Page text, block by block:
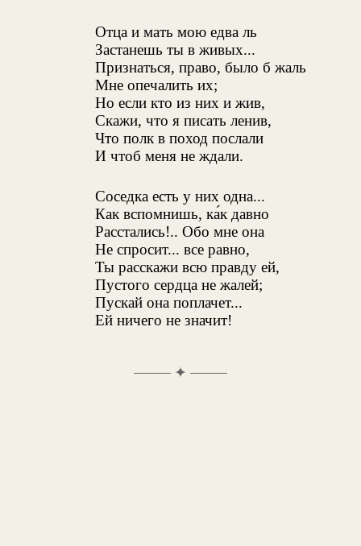
Отца и мать мою едва ль
Застанешь ты в живых...
Признаться, право, было б жаль
Мне опечалить их;
Но если кто из них и жив,
Скажи, что я писать ленив,
Что полк в поход послали
И чтоб меня не ждали.
Соседка есть у них одна...
Как вспомнишь, ка́к давно
Расстались!.. Обо мне она
Не спросит... все равно,
Ты расскажи всю правду ей,
Пустого сердца не жалей;
Пускай она поплачет...
Ей ничего не значит!
✦